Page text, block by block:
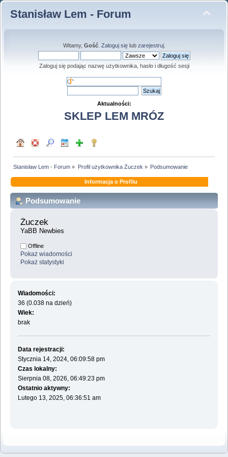
Stanisław Lem - Forum
Witamy, Gość. Zaloguj sięlub zarejestruj.
Zaloguj się podając nazwę użytkownika, hasło i długość sesji
Aktualności:
SKLEP LEM MRÓZ
Stanisław Lem - Forum » Profil użytkownika Żuczek » Podsumowanie
Informacja o Profilu
Podsumowanie
Żuczek
YaBB Newbies
Offline
Pokaż wiadomości
Pokaż statystyki
Wiadomości:
36 (0.038 na dzień)
Wiek:
brak
Data rejestracji:
Stycznia 14, 2024, 06:09:58 pm
Czas lokalny:
Sierpnia 08, 2026, 06:49:23 pm
Ostatnio aktywny:
Lutego 13, 2025, 06:36:51 am